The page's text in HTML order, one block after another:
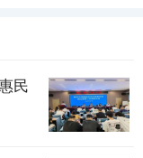
民